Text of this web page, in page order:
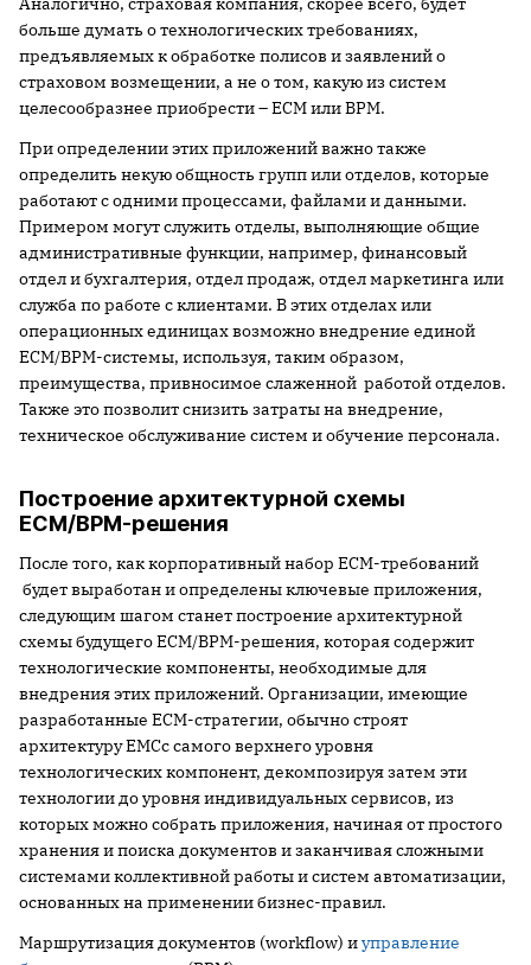
больше думать о технологических требованиях,
предъявляемых к обработке полисов и заявлений о
страховом возмещении, а не о том, какую из систем
целесообразнее приобрести – ECM или BPM.
При определении этих приложений важно также
определить некую общность групп или отделов, которые
работают с одними процессами, файлами и данными.
Примером могут служить отделы, выполняющие общие
административные функции, например, финансовый
отдел и бухгалтерия, отдел продаж, отдел маркетинга или
служба по работе с клиентами. В этих отделах или
операционных единицах возможно внедрение единой
ECM/BPM-системы, используя, таким образом,
преимущества, привносимое слаженной работой отделов.
Также это позволит снизить затраты на внедрение,
техническое обслуживание систем и обучение персонала.
Построение архитектурной схемы
ECM/BPM-решения
После того, как корпоративный набор ECM-требований
будет выработан и определены ключевые приложения,
следующим шагом станет построение архитектурной
схемы будущего ECM/BPM-решения, которая содержит
технологические компоненты, необходимые для
внедрения этих приложений. Организации, имеющие
разработанные ECM-стратегии, обычно строят
архитектуру EMCс самого верхнего уровня
технологических компонент, декомпозируя затем эти
технологии до уровня индивидуальных сервисов, из
которых можно собрать приложения, начиная от простого
хранения и поиска документов и заканчивая сложными
системами коллективной работы и систем автоматизации,
основанных на применении бизнес-правил.
Маршрутизация документов (workflow) иуправление